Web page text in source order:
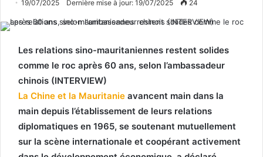
19/07/2025 Dernière mise à jour: 19/07/2025 24
Les relations sino-mauritaniennes restent solides
comme le roc après 60 ans, selon l’ambassadeur
chinois (INTERVIEW)
La Chine et la Mauritanie avancent main dans la
main depuis l’établissement de leurs relations
diplomatiques en 1965, se soutenant mutuellement
sur la scène internationale et coopérant activement